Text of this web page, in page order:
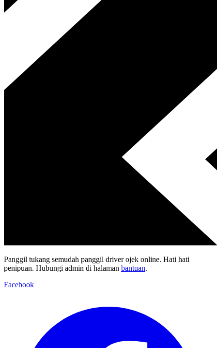
Panggil tukang semudah panggil driver ojek online. Hati hati
penipuan. Hubungi admin di halaman bantuan.
Facebook